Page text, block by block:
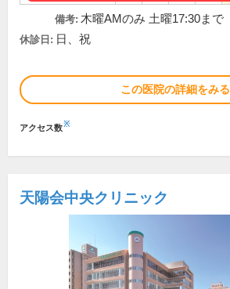
備考: 木曜AMのみ 土曜17:30まで
休診日: 日、祝
この医院の詳細をみる
アクセス数※
天陽会中央クリニック